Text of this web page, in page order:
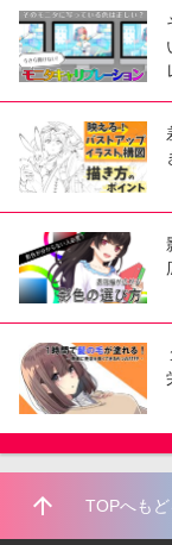
arrow_upward TOPへもど